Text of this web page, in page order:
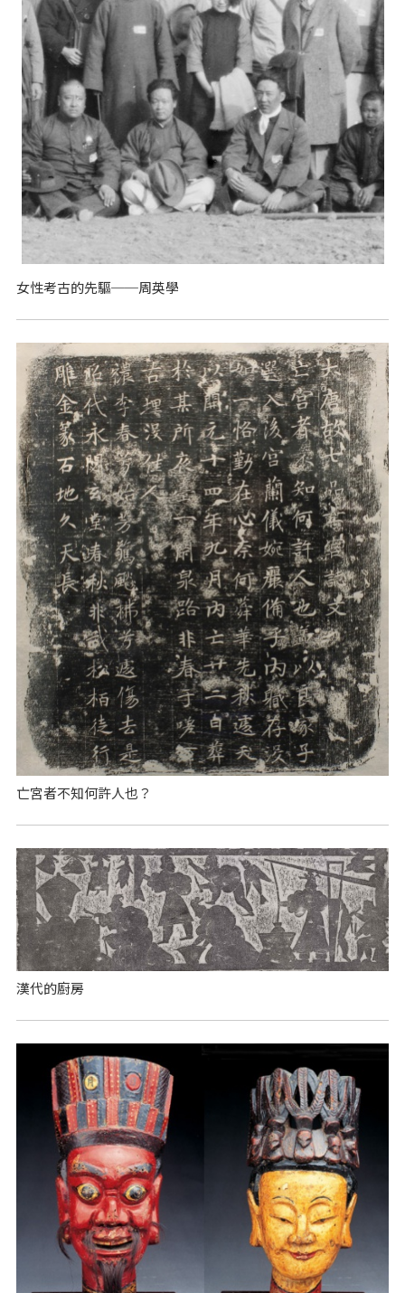
女性考古的先驅──周英學
亡宮者不知何許人也？
漢代的廚房